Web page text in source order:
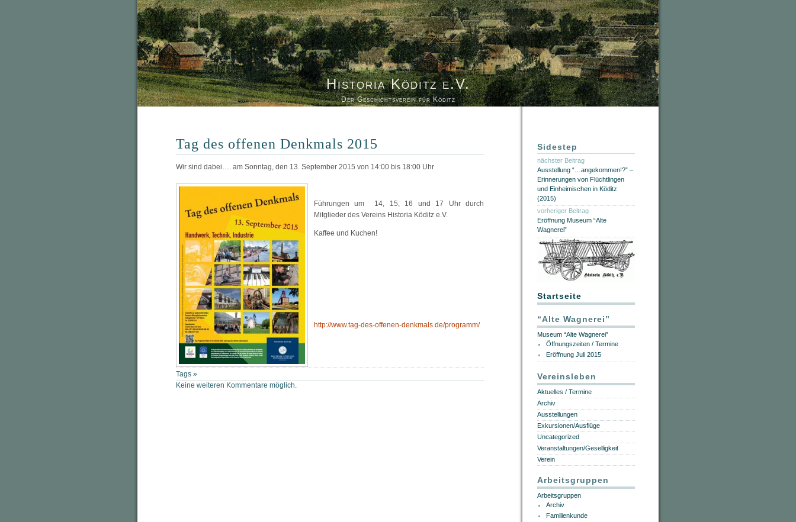
Historia Köditz e.V.
Der Geschichtsverein für Köditz
Tag des offenen Denkmals 2015
Wir sind dabei…. am Sonntag, den 13. September 2015 von 14:00 bis 18:00 Uhr
Führungen um 14, 15, 16 und 17 Uhr
durch
Mitglieder des Vereins Historia Köditz e.V.
Kaffee und Kuchen!
http://www.tag-des-offenen-denkmals.de/programm/
Tags »
Keine weiteren Kommentare möglich.
Sidestep
nächster Beitrag
Ausstellung “…angekommen!?” –
Erinnerungen von Flüchtlingen
und Einheimischen in Köditz
(2015)
vorheriger Beitrag
Eröffnung Museum “Alte
Wagnerei”
Startseite
“Alte Wagnerei”
Museum “Alte Wagnerei”
Öffnungszeiten / Termine
Eröffnung Juli 2015
Vereinsleben
Aktuelles / Termine
Archiv
Ausstellungen
Exkursionen/Ausflüge
Uncategorized
Veranstaltungen/Geselligkeit
Verein
Arbeitsgruppen
Arbeitsgruppen
Archiv
Familienkunde